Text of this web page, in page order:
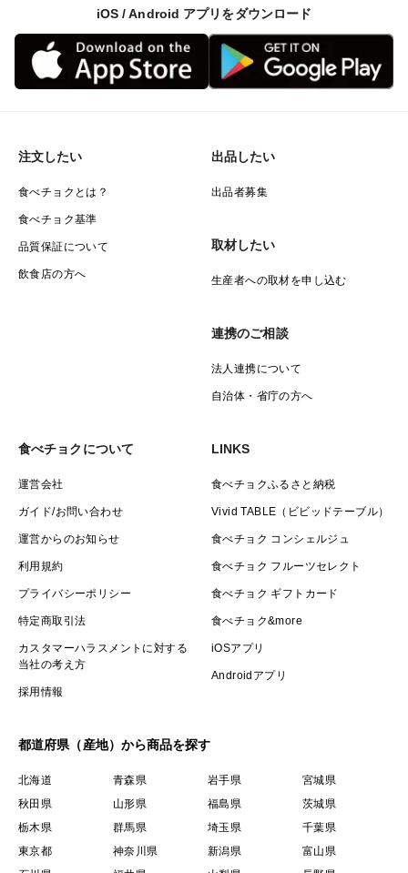
iOS / Android アプリをダウンロード
注文したい
食べチョクとは？
食べチョク基準
品質保証について
飲食店の方へ
出品したい
出品者募集
取材したい
生産者への取材を申し込む
連携のご相談
法人連携について
自治体・省庁の方へ
食べチョクについて
運営会社
ガイド/お問い合わせ
運営からのお知らせ
利用規約
プライバシーポリシー
特定商取引法
カスタマーハラスメントに対する
当社の考え方
採用情報
LINKS
食べチョクふるさと納税
Vivid TABLE（ビビッドテーブル）
食べチョク コンシェルジュ
食べチョク フルーツセレクト
食べチョク ギフトカード
食べチョク&more
iOSアプリ
Androidアプリ
都道府県（産地）から商品を探す
北海道 青森県 岩手県
宮城県
秋田県
山形県 福島県
茨城県
栃木県
群馬県 埼玉県
千葉県
東京都
神奈川県 新潟県
富山県